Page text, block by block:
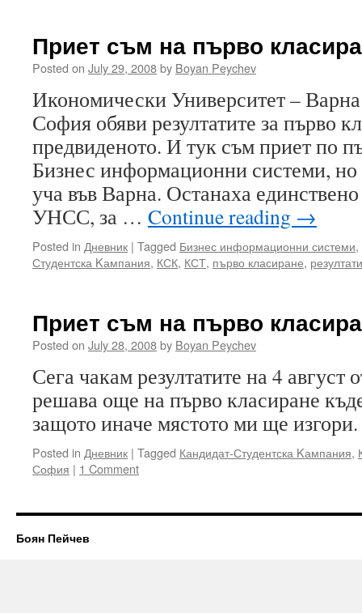
Приет съм на първо
Posted on July 29, 2008by Boyan Peychev
Икономически Университет –
София обяви резултатите за първо
предвиденото. И тук съм приет по
Бизнес информационни системи,
уча във Варна. Останаха единствено
УНСС, за … Continue reading →
Posted in Дневник | Tagged Бизнес информационни системи,
Студентска Kампания, КСК, КСТ, първо класиране, резултати
Приет съм на първо
Posted on July 28, 2008by Boyan Peychev
Сега чакам резултатите на 4
решава още на първо класиране
защото иначе мястото ми ще изгори.
Posted in Дневник | Tagged Кандидат-Студентска Kампания,
София | 1 Comment
Боян Пейчев